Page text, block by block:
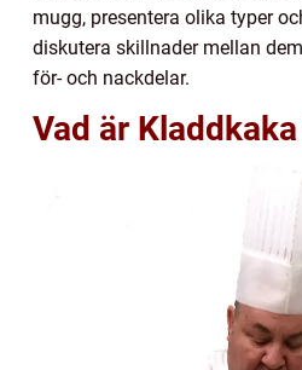
mugg, presentera olika typer
diskutera skillnader mellan
för- och nackdelar.
Vad är